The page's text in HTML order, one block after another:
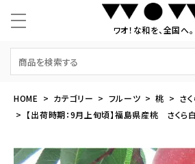
ワオ！な和を、全国へ。
HOME カテゴリー フルーツ 桃
さ
【出荷時期：9月上旬頃】福島県産桃 さく